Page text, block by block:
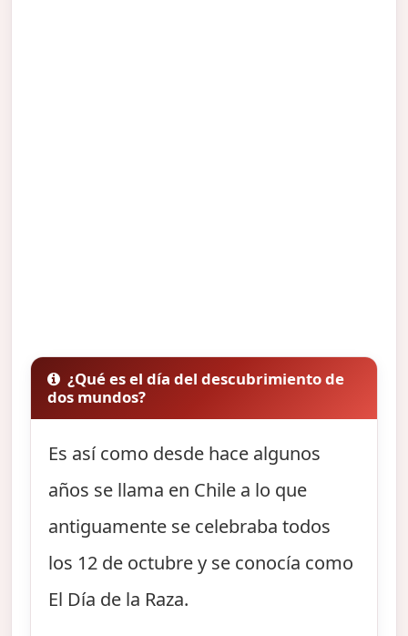
¿Qué es el día del descubrimiento de
dos mundos?
Es así como desde hace algunos
años se llama en Chile a lo que
antiguamente se celebraba todos
los 12 de octubre y se conocía como
El Día de la Raza.